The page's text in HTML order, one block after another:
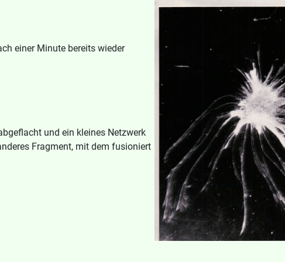
einer Minute bereits wieder
und ein kleines Netzwerk
Fragment, mit dem fusioniert
filosa